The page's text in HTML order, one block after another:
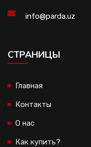
info@parda.uz
CТРАНИЦЫ
Главная
Контакты
О нас
Как купить?